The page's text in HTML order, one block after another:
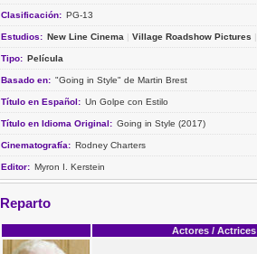
Clasificación: PG-13
Estudios: New Line Cinema | Village Roadshow Pictures |
Tipo: Película
Basado en: "Going in Style" de Martin Brest
Título en Español: Un Golpe con Estilo
Título en Idioma Original: Going in Style (2017)
Cinematografía: Rodney Charters
Editor: Myron I. Kerstein
Reparto
Actores / Actrices